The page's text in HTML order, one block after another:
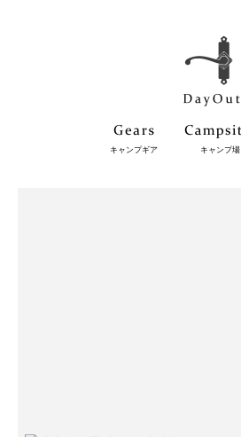
キャンプギア キャンプ場